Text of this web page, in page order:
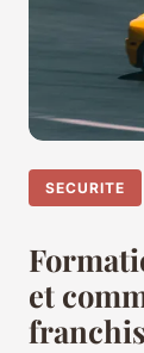
SECURITE
et